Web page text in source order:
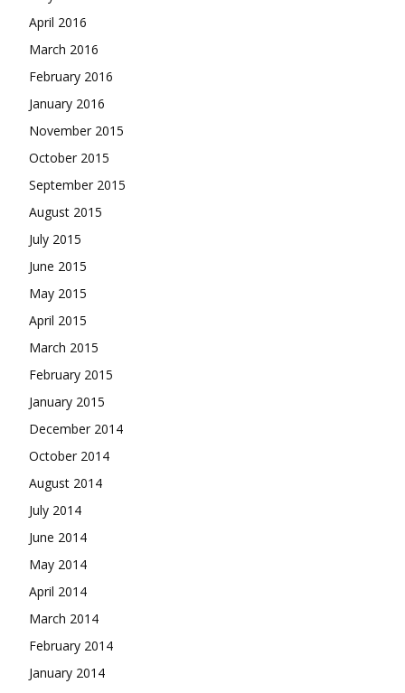
April 2016
March 2016
February 2016
January 2016
November 2015
October 2015
September 2015
August 2015
July 2015
June 2015
May 2015
April 2015
March 2015
February 2015
January 2015
December 2014
October 2014
August 2014
July 2014
June 2014
May 2014
April 2014
March 2014
February 2014
January 2014